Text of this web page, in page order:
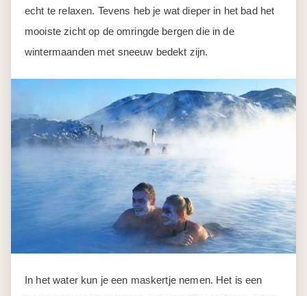
echt te relaxen. Tevens heb je wat dieper in het bad het
mooiste zicht op de omringde bergen die in de
wintermaanden met sneeuw bedekt zijn.
In het water kun je een maskertje nemen. Het is een